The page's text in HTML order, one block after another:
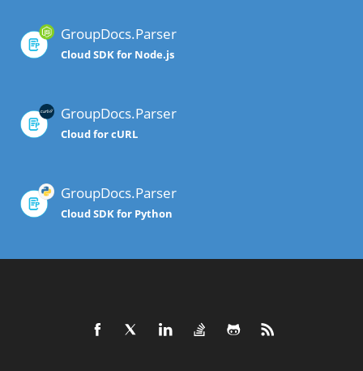
GroupDocs.Parser
Cloud SDK for Node.js
GroupDocs.Parser
Cloud for cURL
GroupDocs.Parser
Cloud SDK for Python